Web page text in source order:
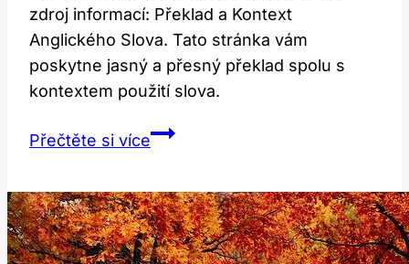
zdroj informací: Překlad a Kontext
Anglického Slova. Tato stránka vám
poskytne jasný a přesný překlad spolu s
kontextem použití slova.
Přečtěte si víceAppreciates:
Kontext
Anglického
Slova